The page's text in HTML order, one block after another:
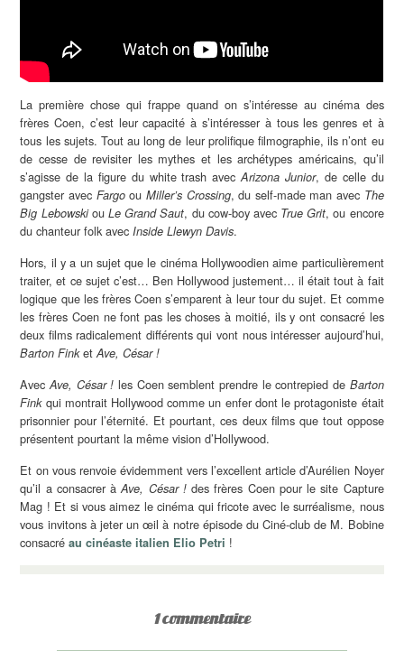
La première chose qui frappe quand on s’intéresse au cinéma des
frères Coen, c’est leur capacité à s’intéresser à tous les genres et à
tous les sujets. Tout au long de leur prolifique filmographie, ils n’ont eu
de cesse de revisiter les mythes et les archétypes américains, qu’il
s’agisse de la figure du white trash avecArizona Junior, de celle du
gangster avec Fargoou Miller’s Crossing, du self-made man avec The
Big Lebowskiou Le Grand Saut, du cow-boy avec True Grit, ou encore
du chanteur folk avec Inside Llewyn Davis.
Hors, il y a un sujet que le cinéma Hollywoodien aime particulièrement
traiter, et ce sujet c’est… Ben Hollywood justement… il était tout à fait
logique que les frères Coen s’emparent à leur tour du sujet. Et comme
les frères Coen ne font pas les choses à moitié, ils y ont consacré les
deux films radicalement différents qui vont nous intéresser aujourd’hui,
Barton FinketAve, César !
AvecAve, César ! les Coen semblent prendre le contrepied de Barton
Finkqui montrait Hollywood comme un enfer dont le protagoniste était
prisonnier pour l’éternité. Et pourtant, ces deux films que tout oppose
présentent pourtant la même vision d’Hollywood.
Et on vous renvoie évidemment vers l’excellent article d’Aurélien Noyer
qu’il a consacrer àAve, César !des frères Coen pour le site Capture
Mag ! Et si vous aimez le cinéma qui fricote avec le surréalisme, nous
vous invitons à jeter un œil à notre épisode du Ciné-club de M. Bobine
consacréau cinéaste italien Elio Petri !
1 commentaire